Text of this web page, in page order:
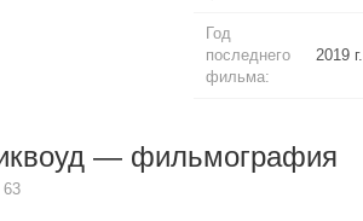
Год
последнего
фильма:
2019 г.
— фильмография